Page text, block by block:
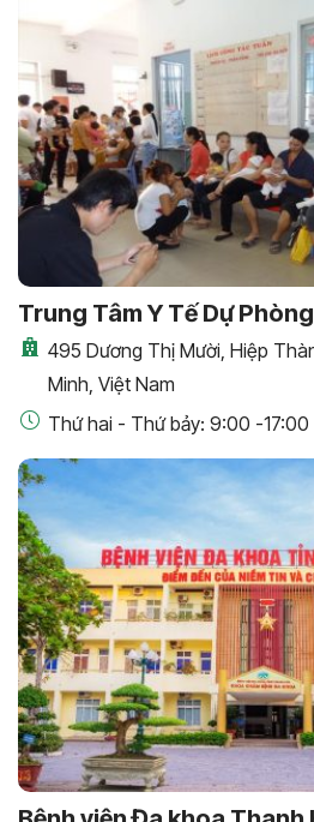
Trung Tâm Y Tế Dự
495 Dương Thị Mười, Hiệp
Minh, Việt Nam
Thứ hai - Thứ bảy: 9:00 -17:00